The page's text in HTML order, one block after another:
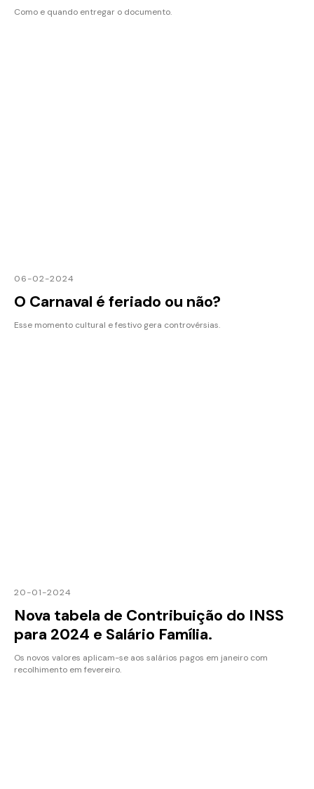
Como e quando entregar o documento.
06-02-2024
O Carnaval é feriado ou não?
Esse momento cultural e festivo gera controvérsias.
20-01-2024
Nova tabela de Contribuição do INSS
para 2024 e Salário Família.
Os novos valores aplicam-se aos salários pagos em janeiro com
recolhimento em fevereiro.